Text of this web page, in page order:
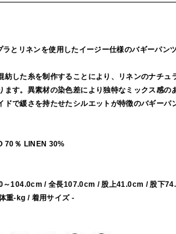
とリネンを使用したイージー仕様のバギーパンツ
紡した糸を制作することにより、リネンのナチ
ます。異素材の染色差により独特なミックス感
ドで緩さを持たせたシルエットが特徴のバギーパ
70％ LINEN 30%
～104.0cm / 全長107.0cm / 股上41.0cm / 股下
重-kg / 着用サイズ -